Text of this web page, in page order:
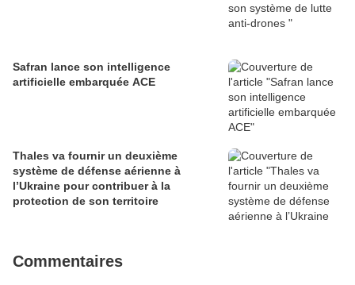
Safran lance son intelligence
artificielle embarquée ACE
Thales va fournir un deuxième
système de défense aérienne à
l’Ukraine pour contribuer à la
protection de son territoire
Commentaires